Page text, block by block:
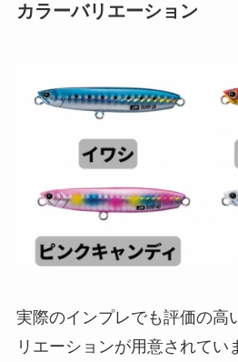
カラーバリエーション
実際のインプレでも評価の高
リエーションが用意されてい